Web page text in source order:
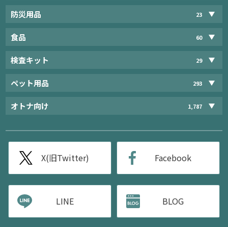
防災用品 23
食品 60
検査キット 29
ペット用品 293
オトナ向け 1,787
X(旧Twitter) Facebook
LINE BLOG